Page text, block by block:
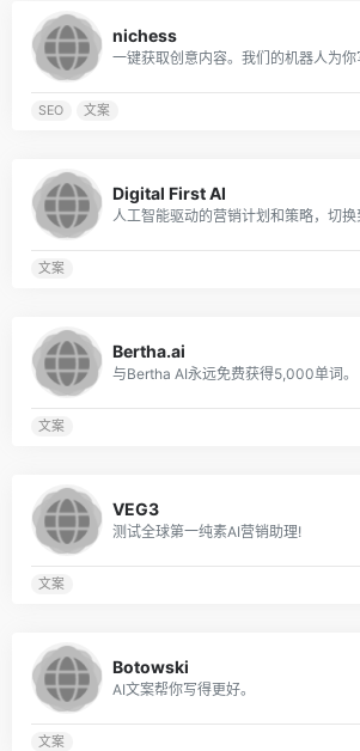
nichess
一键获取创意内容。我们的机器人为你
SEO 文案
Digital First AI
人工智能驱动的营销计划和策略，切换
文案
Bertha.ai
与Bertha AI永远免费获得5,000单词。
文案
VEG3
测试全球第一纯素AI营销助理!
文案
Botowski
AI文案帮你写得更好。
文案